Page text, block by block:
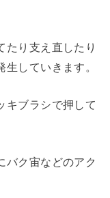
たり支え直したり
していきます。
キブラシで押して
バク宙などのアク